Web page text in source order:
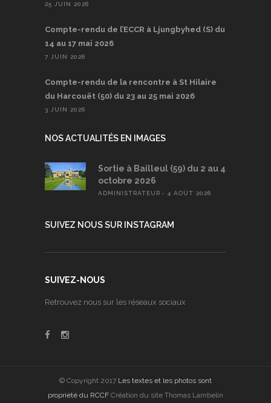
25 JUIN 2026
Compte-rendu de l’ECCR à Ljungbyhed (S) du
14 au 17 mai 2026
7 JUIN 2026
Compte-rendu de la rencontre à St Hilaire
du Harcouët (50) du 23 au 25 mai 2026
3 JUIN 2026
NOS ACTUALITÉS EN IMAGES
Sortie à Bailleul (59) du 2 au 4
octobre 2026
ADMINISTRATEUR 4 AOÛT 2026
SUIVEZ NOUS SUR INSTAGRAM
SUIVEZ-NOUS
Retrouvez nous sur les réseaux sociaux
© Copyright 2017 Les textes et les photos sont
propriété du RCCF Création du site Thomas Lambelin